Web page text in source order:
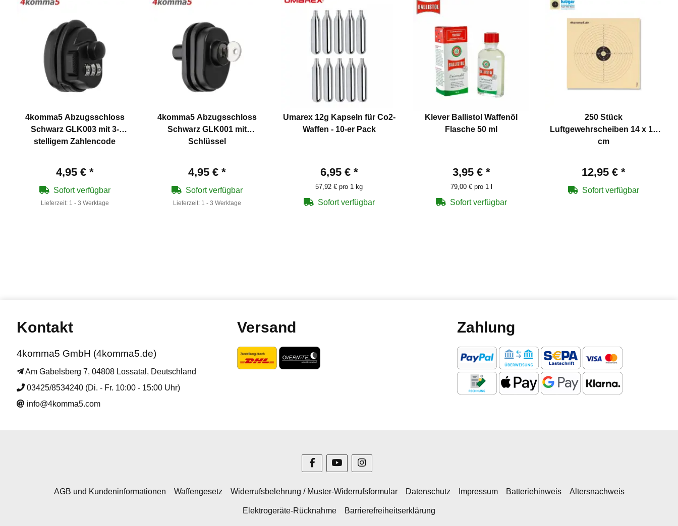
4komma5 Abzugsschloss
Schwarz GLK003 mit 3-
stelligem Zahlencode
4,95 € *
Sofort verfügbar
Lieferzeit: 1 - 3 Werktage
4komma5 Abzugsschloss
Schwarz GLK001 mit
Schlüssel
4,95 € *
Sofort verfügbar
Lieferzeit: 1 - 3 Werktage
Umarex 12g Kapseln für Co2-
Waffen - 10-er Pack
6,95 € *
57,92 € pro 1 kg
Sofort verfügbar
Klever Ballistol Waffenöl
Flasche 50 ml
3,95 € *
79,00 € pro 1 l
Sofort verfügbar
250 Stück
Luftgewehrscheiben 14 x 14
cm
12,95 € *
Sofort verfügbar
Kontakt
4komma5 GmbH (4komma5.de)
Am Gabelsberg 7, 04808 Lossatal, Deutschland
03425/8534240 (Di. - Fr. 10:00 - 15:00 Uhr)
info@4komma5.com
Versand Zahlung
AGB und Kundeninformationen Waffengesetz Widerrufsbelehrung / Muster-Widerrufsformular Datenschutz Impressum Batteriehinweis Altersnachweis
Elektrogeräte-Rücknahme Barrierefreiheitserklärung